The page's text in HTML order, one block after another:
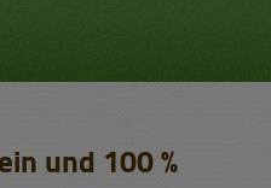
und 100 %